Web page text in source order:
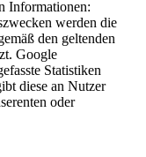
Informationen:
werden die
den geltenden
Google
Statistiken
diese an Nutzer
oder